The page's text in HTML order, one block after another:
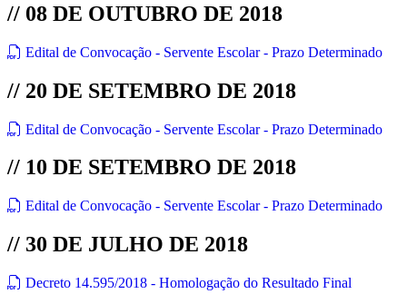
// 08 DE OUTUBRO DE 2018
Edital de Convocação - Servente Escolar - Prazo Determinado
// 20 DE SETEMBRO DE 2018
Edital de Convocação - Servente Escolar - Prazo Determinado
// 10 DE SETEMBRO DE 2018
Edital de Convocação - Servente Escolar - Prazo Determinado
// 30 DE JULHO DE 2018
Decreto 14.595/2018 - Homologação do Resultado Final